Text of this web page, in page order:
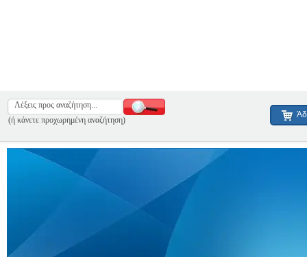
(ή κάνετε προχωρημένη αναζήτηση)